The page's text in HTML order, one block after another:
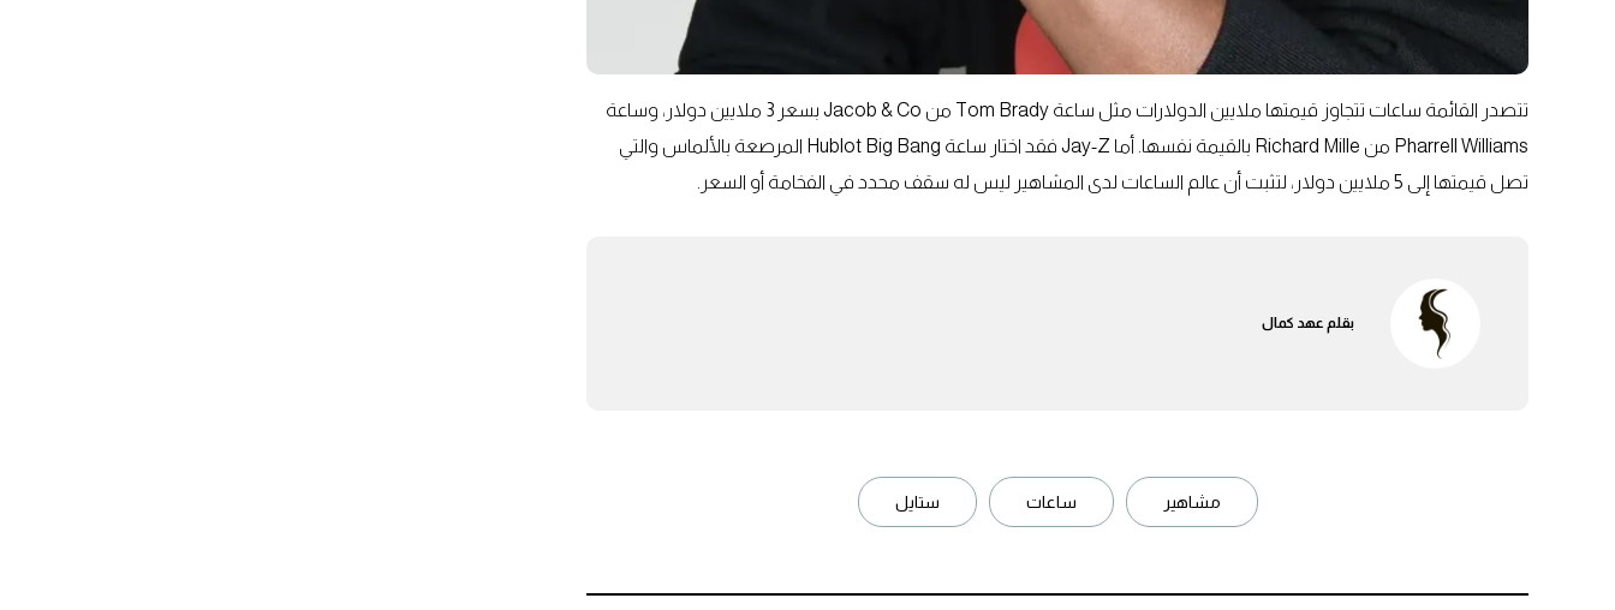
تتصدر القائمة ساعات تتجاوز قيمتها ملايين الدولارات مثل ساعة Tom Brady من Jacob & Co بسعر 3 ملايين دولار، وساعة
Pharrell Williams من Richard Mille بالقيمة نفسها. أما Jay-Z فقد اختار ساعة Hublot Big Bang المرصعة بالألماس والتي
تصل قيمتها إلى 5 ملايين دولار، لتثبت أن عالم الساعات لدى المشاهير ليس له سقف محدد في الفخامة أو السعر.
بقلم عهد كمال
مشاهير ساعات ستايل